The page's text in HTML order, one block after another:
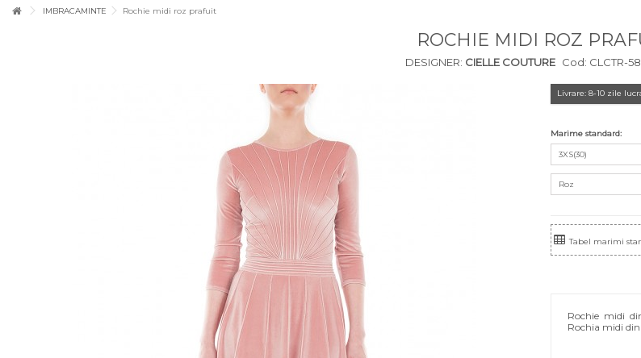
IMBRACAMINTE Rochie midi roz prafuit
ROCHIE MIDI ROZ
DESIGNER: CIELLE COUTURE Cod: CLCTR-
Livrare: 8-10 zile
Marime standard:
3XS(30)
Roz
Tabel marimi
Rochie midi
Rochia midi